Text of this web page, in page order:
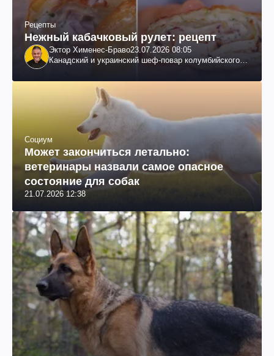
Рецепты
Нежный кабачковый рулет: рецепт
Эктор Хименес-Браво23.07.2026 08:05
Канадский и украинский шеф-повар колумбийского
Социум
Может закончиться летально:
ветеринары назвали самое опасное
состояние для собак
21.07.2026 12:38